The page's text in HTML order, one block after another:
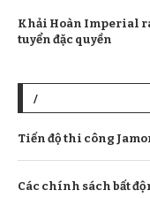
Khải Hoàn Imperial
tuyển đặc quyền
/
Tiến độ thi công
Các chính sách bất